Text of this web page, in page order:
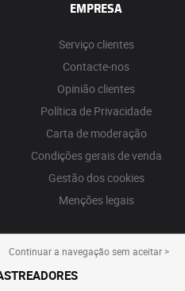
EMPRESA
Serviço clientes
Contacte-nos
Opinião clientes
Política de Privacidade
Carta de moderação
Condições gerais de venda
Gestão dos cookies
Menções legais
Continuar a navegação sem aceitar >